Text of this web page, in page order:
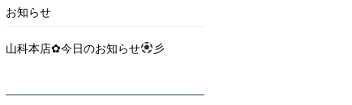
お知らせ
山科本店✿今日のお知らせ 彡